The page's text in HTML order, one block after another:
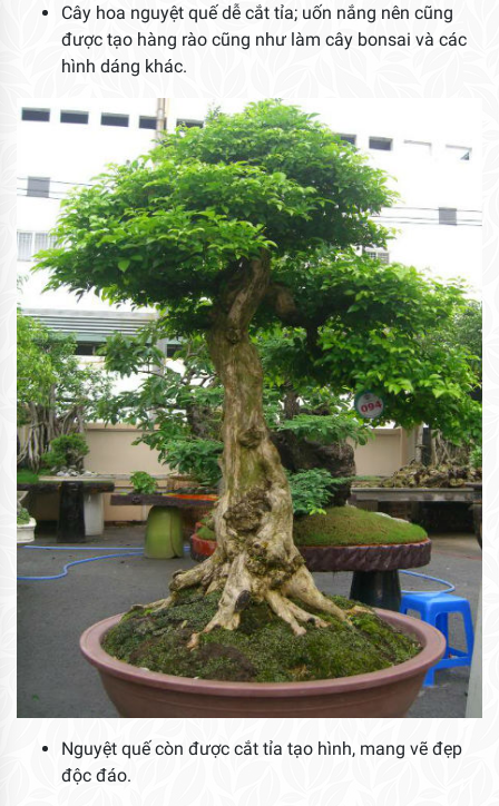
Cây hoa nguyệt quế dễ cắt tỉa; uốn nắng nên cũng
được tạo hàng rào cũng như làm cây bonsai và các
hình dáng khác.
Nguyệt quế còn được cắt tỉa tạo hình, mang vẽ đẹp
độc đáo.